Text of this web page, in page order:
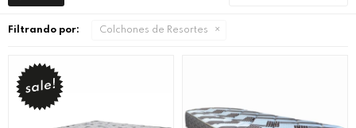
Filtrando por: Colchones de Resortes